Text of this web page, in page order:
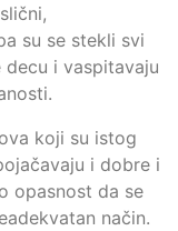
su se stekli svi
i vaspitavaju
koji su istog
i dobre i
opasnost da se
način.